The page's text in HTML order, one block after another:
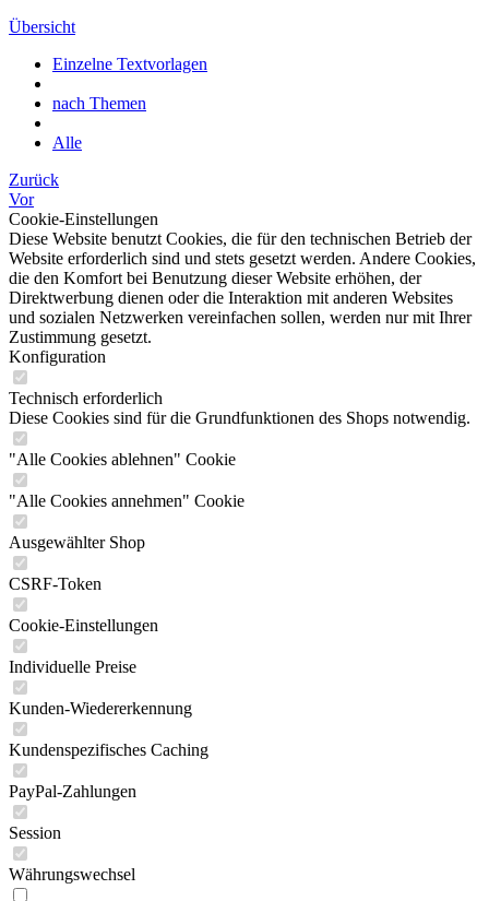
Übersicht
Einzelne Textvorlagen
nach Themen
Alle
Zurück
Vor
Cookie-Einstellungen
Diese Website benutzt Cookies, die für den technischen Betrieb der
Website erforderlich sind und stets gesetzt werden. Andere Cookies,
die den Komfort bei Benutzung dieser Website erhöhen, der
Direktwerbung dienen oder die Interaktion mit anderen Websites
und sozialen Netzwerken vereinfachen sollen, werden nur mit Ihrer
Zustimmung gesetzt.
Konfiguration
Technisch erforderlich
Diese Cookies sind für die Grundfunktionen des Shops notwendig.
"Alle Cookies ablehnen" Cookie
"Alle Cookies annehmen" Cookie
Ausgewählter Shop
CSRF-Token
Cookie-Einstellungen
Individuelle Preise
Kunden-Wiedererkennung
Kundenspezifisches Caching
PayPal-Zahlungen
Session
Währungswechsel